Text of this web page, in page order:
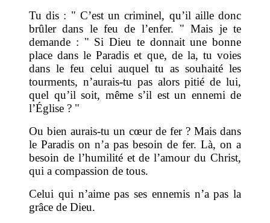
Tu dis : " C’est un criminel, qu’il aille donc
brûler dans le feu de l’enfer. " Mais je te
demande : " Si Dieu te donnait une bonne
place dans le Paradis et que, de la, tu voies
dans le feu celui auquel tu as souhaité les
tourments, n’aurais-tu pas alors pitié de lui,
quel qu’il soit, même s’il est un ennemi de
l’Église ? "
Ou bien aurais-tu un cœur de fer ? Mais dans
le Paradis on n’a pas besoin de fer. Là, on a
besoin de l’humilité et de l’amour du Christ,
qui a compassion de tous.
Celui qui n’aime pas ses ennemis n’a pas la
grâce de Dieu.